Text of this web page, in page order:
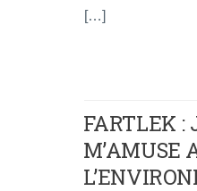
[…]
FARTLEK :
M’AMUSE